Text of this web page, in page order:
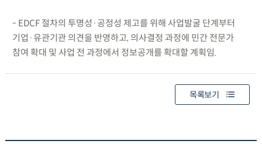
- EDCF 절차의 투명성·공정성 제고를 위해 사업발굴 단계부터
기업·유관기관 의견을 반영하고, 의사결정 과정에 민간 전문가
참여 확대 및 사업 전 과정에서 정보공개를 확대할 계획임.
목록보기